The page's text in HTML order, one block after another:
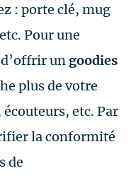
: porte clé, mug
Pour une
un goodies
plus de votre
etc. Par
la conformité
de